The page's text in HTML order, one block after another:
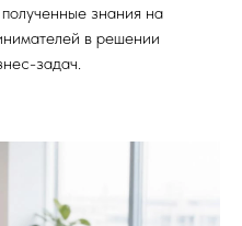
знания на
в решении
задач.